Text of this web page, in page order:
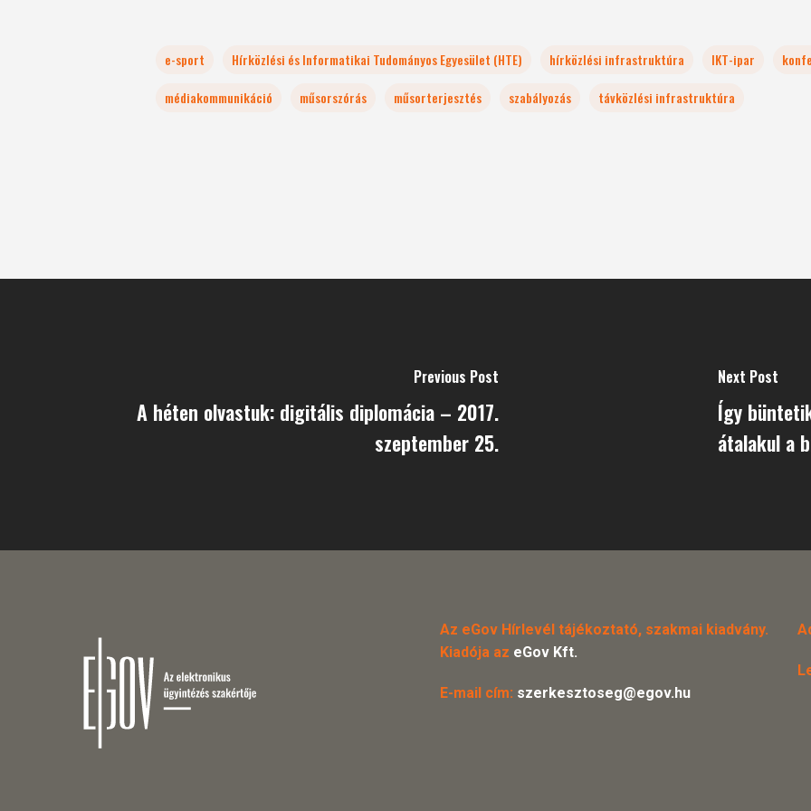
e-sport Hírközlési és Informatikai Tudományos Egyesület (HTE) hírközlési infrastruktúra IKT-ipar
médiakommunikáció
műsorszórás műsorterjesztés szabályozás távközlési infrastruktúra
Previous Post
A héten olvastuk: digitális diplomácia – 2017.
szeptember 25.
Next Post
Így
átalakul a
Az eGov Hírlevél tájékoztató, szakmai kiadvány.
Kiadója az eGov Kft.
E-mail cím: szerkesztoseg@egov.hu